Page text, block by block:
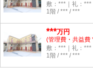
敷：***｜礼：***
1階 / *** / ***
***万円
(管理費・共益費
敷：***｜礼：***
1階 / *** / ***